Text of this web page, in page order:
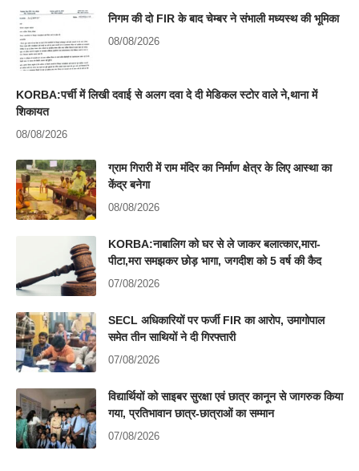
निगम की दो FIR के बाद चेम्बर ने संभाली मध्यस्थ की भूमिका
08/08/2026
KORBA:पर्ची में लिखी दवाई से अलग दवा दे दी मेडिकल स्टोर वाले ने,थाना में
शिकायत
08/08/2026
ग्राम गिरारी में राम मंदिर का निर्माण क्षेत्र के लिए आस्था का
केंद्र बनेगा
08/08/2026
KORBA:नाबालिग को घर से ले जाकर बलात्कार,मारा-
पीटा,मरा समझकर छोड़ भागा, जगदीश को 5 वर्ष की कैद
07/08/2026
SECL अधिकारियों पर फर्जी FIR का आरोप, उमागोपाल
समेत तीन साथियों ने दी गिरफ्तारी
07/08/2026
विद्यार्थियों को साइबर सुरक्षा एवं छात्र कानून से जागरुक किया
गया, प्रतिभावान छात्र-छात्राओं का सम्मान
07/08/2026